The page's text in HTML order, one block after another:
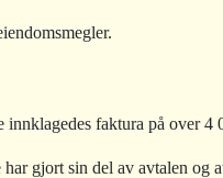
innklagedes faktura på over 4
gjort sin del av avtalen og